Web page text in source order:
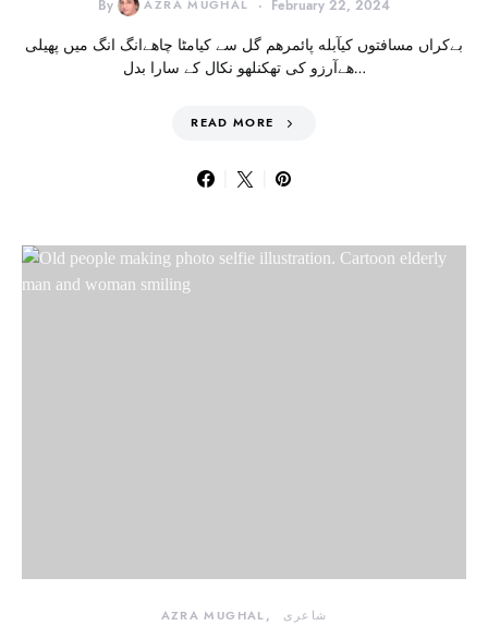
By AZRA MUGHAL February 22, 2024
بےکراں مسافتوں کیآبله پائمرهم گل سے کیامٹا چاهےانگ انگ میں پهیلی
هےآرزو کی تھکنلهو نکال کے سارا بدل…
READ MORE
AZRA MUGHAL شاعری